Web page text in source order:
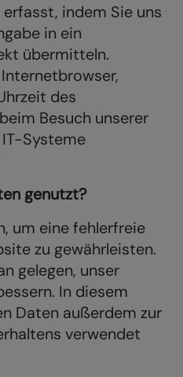
indem Sie uns
in ein
übermitteln.
des
Besuch unserer
Systeme
genutzt?
um eine fehlerfreie
zu gewährleisten.
gelegen, unser
In diesem
Daten außerdem zur
verwendet